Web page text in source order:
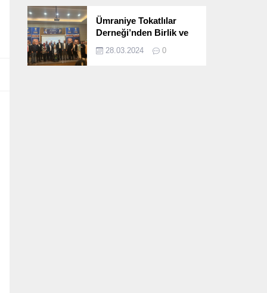
Ümraniye Tokatlılar
Derneği’nden Birlik ve
Programı
28.03.2024 0